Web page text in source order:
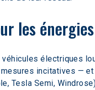
les
électriques
incitatives —
Tesla Semi,